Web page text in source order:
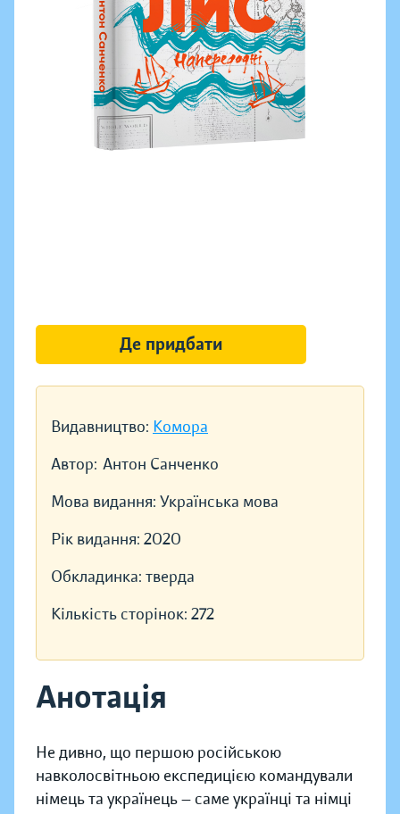
Видавництво: Комора
Автор: Антон Санченко
Мова видання: Українська мова
Рік видання: 2020
Обкладинка: тверда
Кількість сторінок: 272
Анотація
Не дивно, що першою російською
навколосвітньою експедицією командували
німець та українець — саме українці та німці
Де придбати